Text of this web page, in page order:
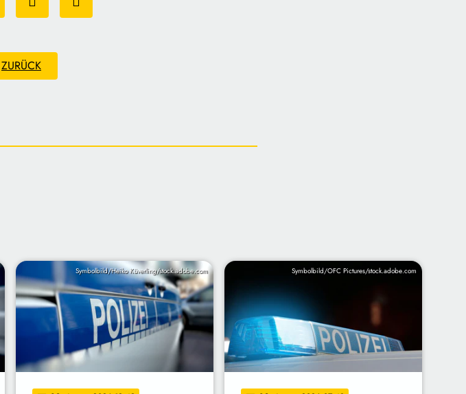
ZURÜCK
Symbolbild/Heiko Küverling/stock.adobe.com Symbolbild/OFC Pictures/stock.adobe.com